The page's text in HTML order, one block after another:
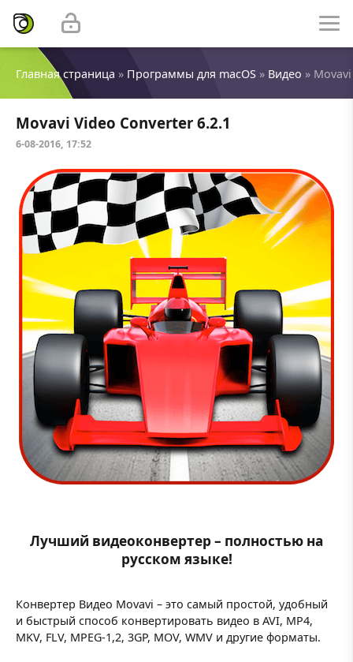
Главная страница » Программы для macOS » Видео »
Movavi Video Converter 6.2.1
6-08-2016, 17:52
Лучший видеоконвертер – полностью на
русском языке!
Конвертер Видео Movavi – это самый простой, удобный
и быстрый способ конвертировать видео в AVI, MP4,
MKV, FLV, MPEG-1,2, 3GP, MOV, WMV и другие форматы.